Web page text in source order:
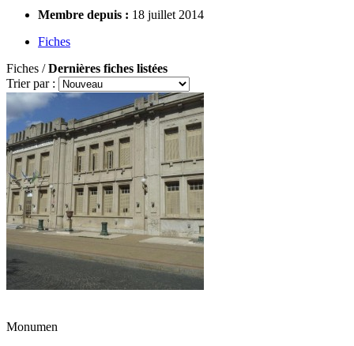
Membre depuis : 18 juillet 2014
Fiches
Fiches /Dernières fiches listées
Trier par :
Monumen